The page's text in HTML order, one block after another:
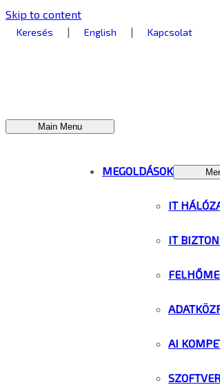
Skip to content
Keresés | English | Kapcsolat
Main Menu
MEGOLDÁSOK
IT
IT
AI